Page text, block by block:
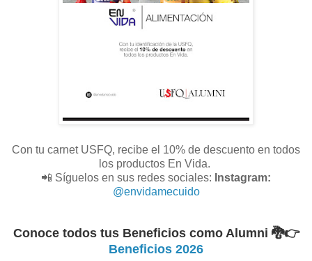
Con tu carnet USFQ, recibe el 10% de descuento en todos
los productos En Vida.
📲 Síguelos en sus redes sociales: Instagram:
@envidamecuido
Conoce todos tus Beneficios como Alumni 🐉👉
Beneficios 2026